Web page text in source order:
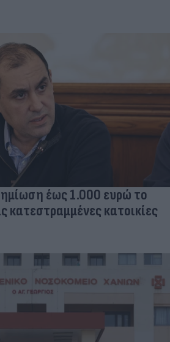
έως 1.000 ευρώ το
κατεστραμμένες κατοικίες